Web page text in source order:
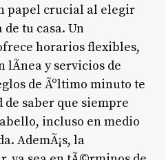
papel crucial al elegir
tu casa. Un
horarios flexibles,
lÃ­nea y servicios de
de Ãºltimo minuto te
saber que siempre
incluso en medio
AdemÃ¡s, la